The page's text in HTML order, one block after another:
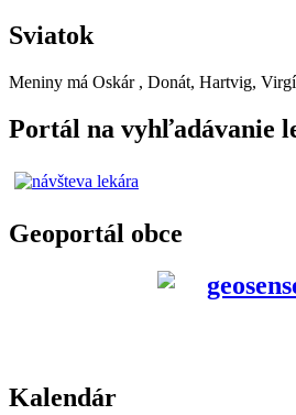
Sviatok
Meniny má Oskár , Donát, Hartvig,
Portál na vyhľadávanie
Geoportál obce
Kalendár